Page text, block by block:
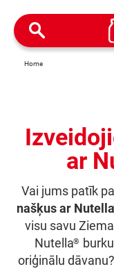
Home
ar
Vai jums patīk
našķus ar Nutella
visu savu
Nutella®
oriģinālu